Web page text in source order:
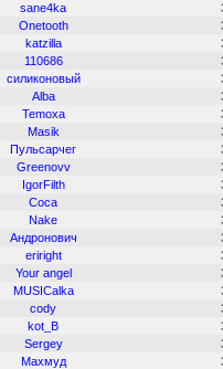
sane4ka
Onetooth
katzilla
110686
силиконовый
Alba
Temoxa
Masik
Пульсарчег
Greenovv
IgorFilth
Coca
Nake
Андронович
eriright
Your angel
MUSICalka
cody
kot_B
Sergey
Махмуд